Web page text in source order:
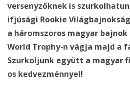
versenyzőknek is
ifjúsági Rookie
a háromszoros magyar bajnok
World Trophy-n vágja majd a
Szurkoljunk együtt a magyar
os kedvezménnyel!